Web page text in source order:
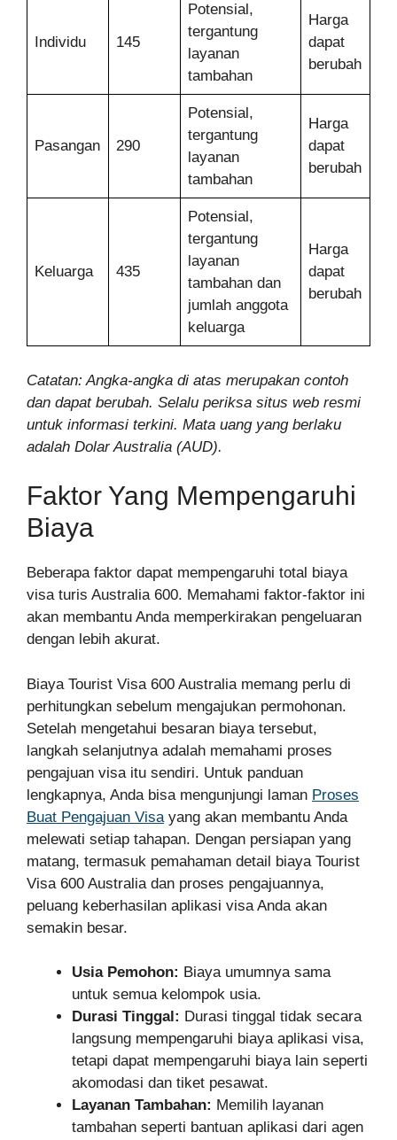
Individu 145
Potensial,
tergantung
layanan
tambahan
Harga
dapat
berubah
Pasangan 290
Potensial,
tergantung
layanan
tambahan
Harga
dapat
berubah
Keluarga 435
Potensial,
tergantung
layanan
tambahan dan
jumlah anggota
keluarga
Harga
dapat
berubah
Catatan: Angka-angka di atas merupakan contoh
dan dapat berubah. Selalu periksa situs web resmi
untuk informasi terkini. Mata uang yang berlaku
adalah Dolar Australia (AUD).
Faktor Yang Mempengaruhi
Biaya
Beberapa faktor dapat mempengaruhi total biaya
visa turis Australia 600. Memahami faktor-faktor ini
akan membantu Anda memperkirakan pengeluaran
dengan lebih akurat.
Biaya Tourist Visa 600 Australia memang perlu di
perhitungkan sebelum mengajukan permohonan.
Setelah mengetahui besaran biaya tersebut,
langkah selanjutnya adalah memahami proses
pengajuan visa itu sendiri. Untuk panduan
lengkapnya, Anda bisa mengunjungi laman Proses
Buat Pengajuan Visa yang akan membantu Anda
melewati setiap tahapan. Dengan persiapan yang
matang, termasuk pemahaman detail biaya Tourist
Visa 600 Australia dan proses pengajuannya,
peluang keberhasilan aplikasi visa Anda akan
semakin besar.
Usia Pemohon: Biaya umumnya sama
untuk semua kelompok usia.
Durasi Tinggal: Durasi tinggal tidak secara
langsung mempengaruhi biaya aplikasi visa,
tetapi dapat mempengaruhi biaya lain seperti
akomodasi dan tiket pesawat.
Layanan Tambahan: Memilih layanan
tambahan seperti bantuan aplikasi dari agen